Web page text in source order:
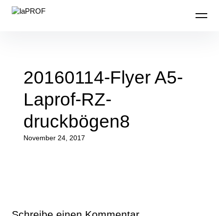
überspringen
laPROF
20160114-Flyer A5-
Laprof-RZ-
druckbögen8
November 24, 2017